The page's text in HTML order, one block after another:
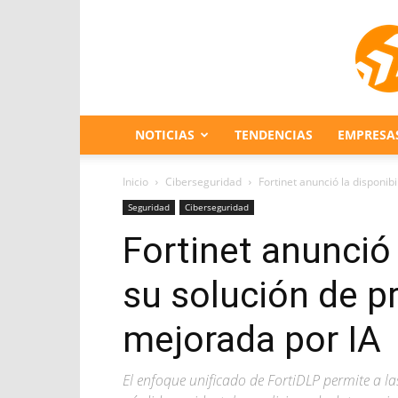
NOTICIAS TENDENCIAS
Inicio Ciberseguridad Fortinet anunció la
Seguridad Ciberseguridad
Fortinet
su solución de
mejorada por IA
El enfoque unificado de FortiDLP permite a